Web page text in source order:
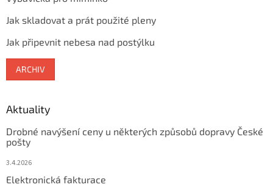
Jak skladovat a prát použité pleny
Jak připevnit nebesa nad postýlku
ARCHIV
Aktuality
Drobné navýšení ceny u některých způsobů dopravy České
pošty
3.4.2026
Elektronická fakturace